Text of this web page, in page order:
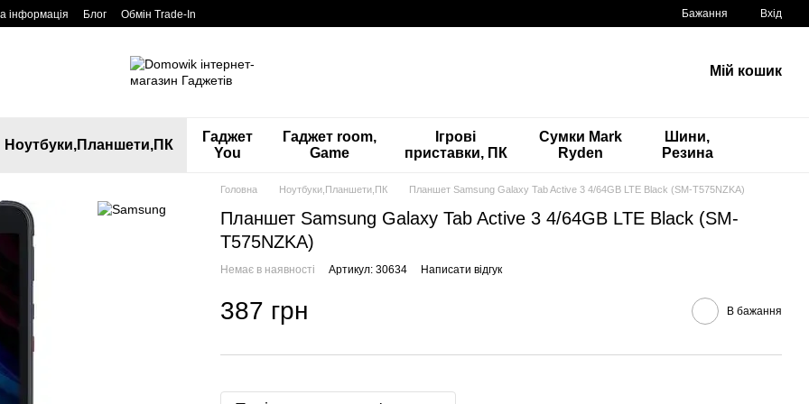
інформація Блог Обмін Trade-In Бажання Вхід
Мій кошик
Ноутбуки,Планшети,ПК
Гаджет
You
Гаджет room,
Game
Ігрові
приставки, ПК
Сумки Mark
Ryden
Шини,
Резина
Головна Ноутбуки,Планшети,ПК Планшет Samsung Galaxy Tab Active 3 4/64GB LTE Black (SM-T575NZKA)
Планшет Samsung Galaxy Tab Active 3 4/64GB LTE Black (SM-
T575NZKA)
Немає в наявності Артикул: 30634 Написати відгук
387 грн В бажання